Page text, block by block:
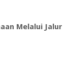
Melalui Jalur